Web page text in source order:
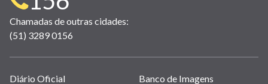
para
contato:
Chamadas de outras cidades:
(51) 3289 0156
Links
Diário Oficial Banco de Imagens